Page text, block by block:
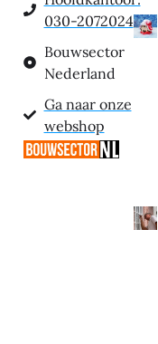
030-2072024
Bouwsector
Nederland
Ga naar onze
webshop